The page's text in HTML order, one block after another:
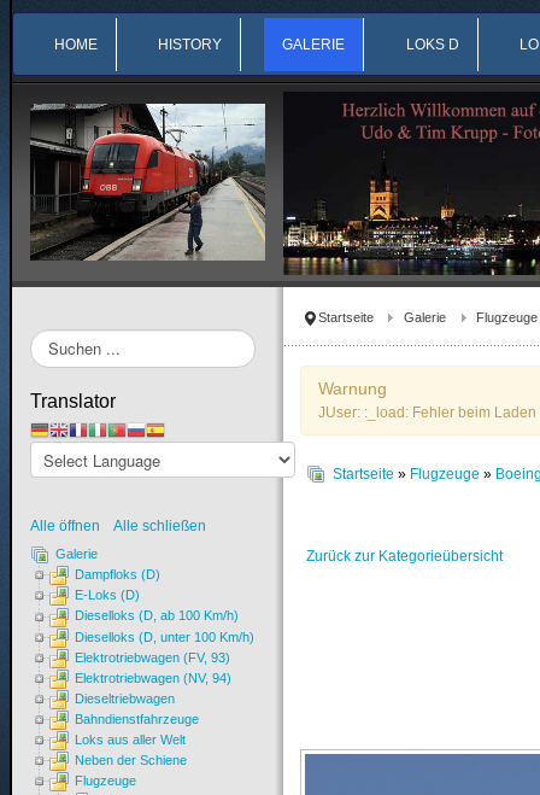
HOME HISTORY GALERIE LOKS D
Startseite Galerie Flugzeuge
Warnung
JUser: :_load: Fehler beim
Startseite » Flugzeuge »
Zurück zur Kategorieübersicht
Suchen
...
Translator
Alle öffnen Alle schließen
Galerie
Dampfloks (D)
E-Loks (D)
Dieselloks (D, ab 100 Km/h)
Dieselloks (D, unter 100 Km/h)
Elektrotriebwagen (FV, 93)
Elektrotriebwagen (NV, 94)
Dieseltriebwagen
Bahndienstfahrzeuge
Loks aus aller Welt
Neben der Schiene
Flugzeuge